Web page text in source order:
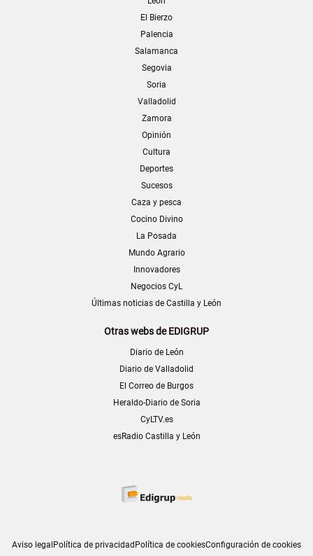
El Bierzo
Palencia
Salamanca
Segovia
Soria
Valladolid
Zamora
Opinión
Cultura
Deportes
Sucesos
Caza y pesca
Cocino Divino
La Posada
Mundo Agrario
Innovadores
Negocios CyL
Últimas noticias de Castilla y León
Otras webs de EDIGRUP
Diario de León
Diario de Valladolid
El Correo de Burgos
Heraldo-Diario de Soria
CyLTV.es
esRadio Castilla y León
Aviso legal Política de privacidad Política de cookiesConfiguración de cookies